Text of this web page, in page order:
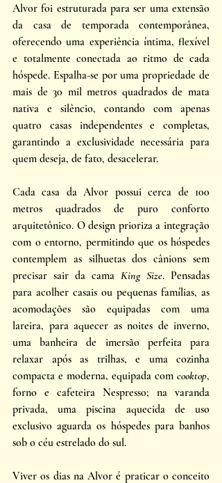
Alvor foi estruturada para ser uma extensão
da casa de temporada contemporânea,
oferecendo uma experiência íntima, flexível
e totalmente conectada ao ritmo de cada
hóspede. Espalha-se por uma propriedade de
mais de 30 mil metros quadrados de mata
nativa e silêncio, contando com apenas
quatro casas independentes e completas,
garantindo a exclusividade necessária para
quem deseja, de fato, desacelerar.
Cada casa da Alvor possui cerca de 100
metros quadrados de puro conforto
arquitetônico. O design prioriza a integração
com o entorno, permitindo que os hóspedes
contemplem as silhuetas dos cânions sem
precisar sair da cama King Size. Pensadas
para acolher casais ou pequenas famílias, as
acomodações são equipadas com uma
lareira, para aquecer as noites de inverno,
uma banheira de imersão perfeita para
relaxar após as trilhas, e uma cozinha
compacta e moderna, equipada com cooktop,
forno e cafeteira Nespresso; na varanda
privada, uma piscina aquecida de uso
exclusivo aguarda os hóspedes para banhos
sob o céu estrelado do sul.
Viver os dias na Alvor é praticar o conceito